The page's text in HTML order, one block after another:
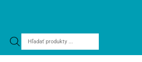
Products